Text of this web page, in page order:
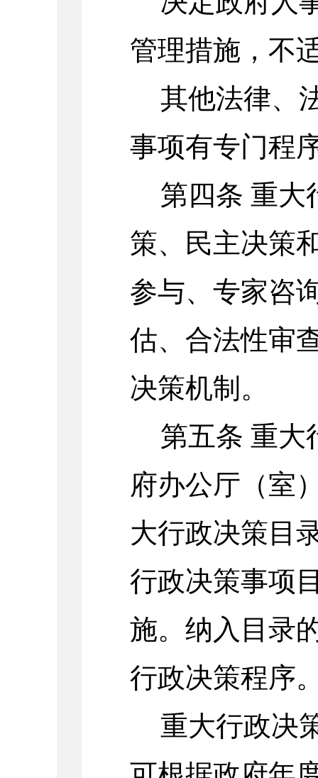
管理措施，不
其他法律、
事项有专门程
第四条 重大
策、民主决策
参与、专家咨
估、合法性审
决策机制。
第五条 重大
府办公厅（室
大行政决策目
行政决策事项
施。纳入目录
行政决策程序
重大行政决